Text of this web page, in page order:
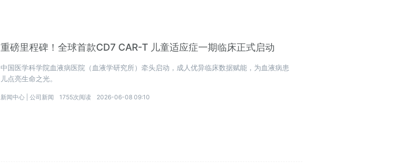
重磅里程碑！全球首款CD7 CAR-T 儿童适应症一期临床正式启动
中国医学科学院血液病医院（血液学研究所）牵头启动，成人优异临床数据赋能，为血液病患
儿点亮生命之光。
新闻中心 |公司新闻 1755次阅读 2026-06-08 09:10